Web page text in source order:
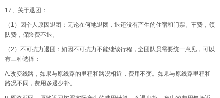
17、关于退团：
（1）因个人原因退团：无论在何地退团，退还没有产生的住宿和门票。车费，领
队费，保险费不退。
（2）不可抗力退团：如因不可抗力不能继续行程，全团队员需要统一意见，可以
有三种选择：
A.改变线路，如果与原线路的里程和路况相近，费用不变。如果与原线路里程和
路况不同，费用多退少补。